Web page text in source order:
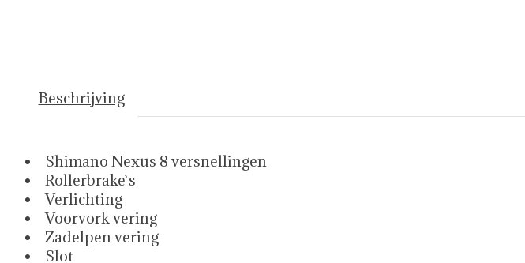
Beschrijving
Shimano Nexus 8 versnellingen
Rollerbrake`s
Verlichting
Voorvork vering
Zadelpen vering
Slot